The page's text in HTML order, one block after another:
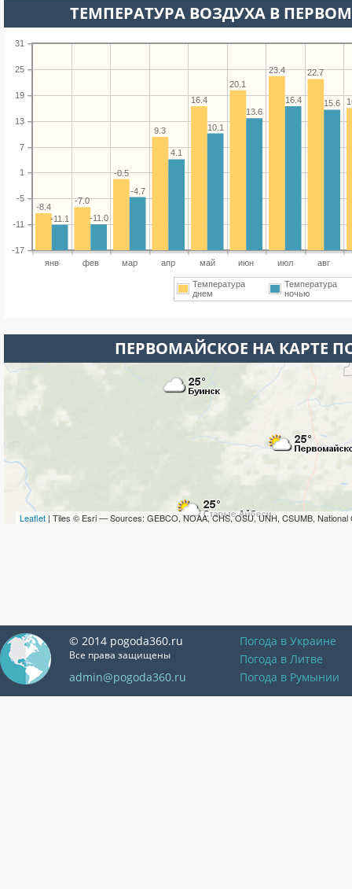
ТЕМПЕРАТУРА ВОЗДУХА В
янв фев мар апр май июн июл авг
-17
-11
-5
1
7
13
19
25
31
22.7
23.4
20.1
16.4
9.3
-0.5
-7.0
-8.4
15.6
16.4
13.6
10.1
4.1
-4.7
-11.0
-11.1
Температура
днем
Температура
ночью
ПЕРВОМАЙСКОЕ НА КАРТЕ
Leaflet | Tiles © Esri — Sources: GEBCO, NOAA, CHS, OSU, UNH, CSUMB, National
© 2014 pogoda360.ru
Все права защищены
admin@pogoda360.ru
Погода в Украине
Погода в Литве
Погода в Румынии